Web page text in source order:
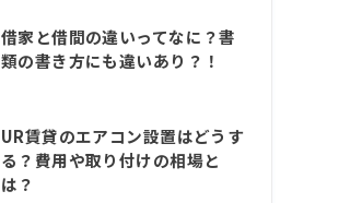
借家と借間の違いってなに？書
類の書き方にも違いあり？！
UR賃貸のエアコン設置はどうす
る？費用や取り付けの相場と
は？